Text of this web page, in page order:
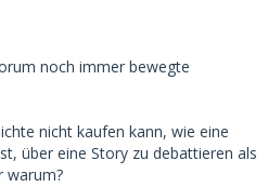
noch immer bewegte
nicht kaufen kann, wie eine
über eine Story zu debattieren als
warum?